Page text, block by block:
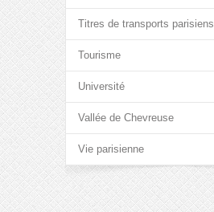
Titres de transports parisiens
Tourisme
Université
Vallée de Chevreuse
Vie parisienne